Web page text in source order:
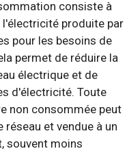
consiste à
produite par
pour les besoins de
permet de réduire la
électrique et de
d'électricité. Toute
non consommée peut
et vendue à un
souvent moins